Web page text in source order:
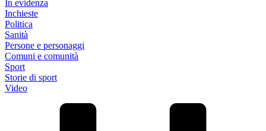
In evidenza
Inchieste
Politica
Sanità
Persone e personaggi
Comuni e comunità
Sport
Storie di sport
Video